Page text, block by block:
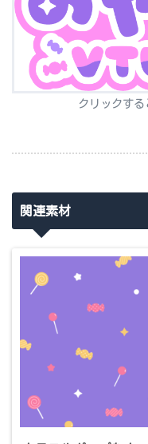
クリックす
関連素材